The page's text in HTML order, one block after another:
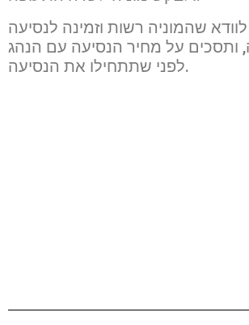
שהמוניה רשות וזמינה לנסיעה
ותסכים על מחיר הנסיעה עם הנהג
לפני שתתחילו את הנסיעה.